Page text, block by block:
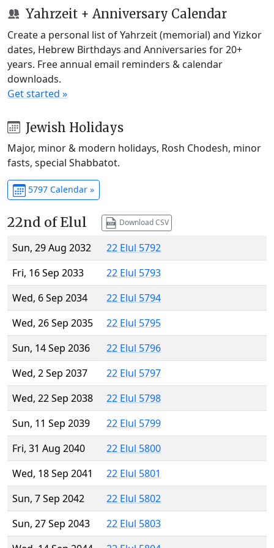
Yahrzeit + Anniversary Calendar
Create a personal list of Yahrzeit (memorial) and Yizkor
dates, Hebrew Birthdays and Anniversaries for 20+
years. Free annual email reminders & calendar
downloads.
Get started »
Jewish Holidays
Major, minor & modern holidays, Rosh Chodesh, minor
fasts, special Shabbatot.
5797 Calendar »
22nd of Elul Download CSV
Sun, 29 Aug 2032
22 Elul 5792
Fri, 16 Sep 2033
22 Elul 5793
Wed, 6 Sep 2034
22 Elul 5794
Wed, 26 Sep 2035
22 Elul 5795
Sun, 14 Sep 2036
22 Elul 5796
Wed, 2 Sep 2037
22 Elul 5797
Wed, 22 Sep 2038
22 Elul 5798
Sun, 11 Sep 2039
22 Elul 5799
Fri, 31 Aug 2040
22 Elul 5800
Wed, 18 Sep 2041
22 Elul 5801
Sun, 7 Sep 2042
22 Elul 5802
Sun, 27 Sep 2043
22 Elul 5803